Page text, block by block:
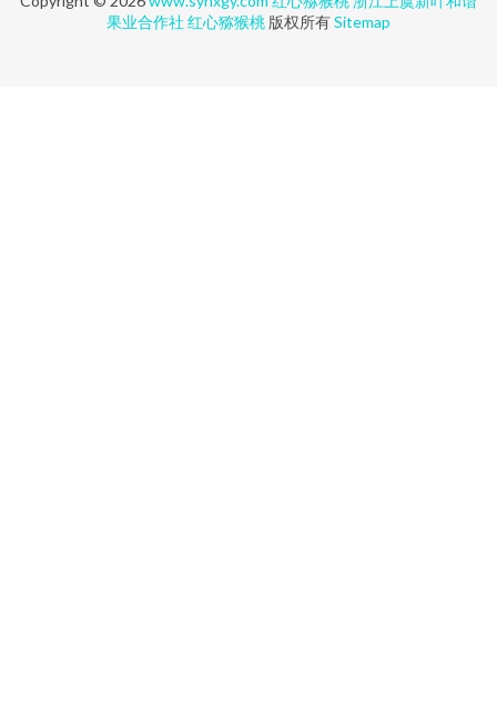
果业合作社 红心猕猴桃 版权所有Sitemap